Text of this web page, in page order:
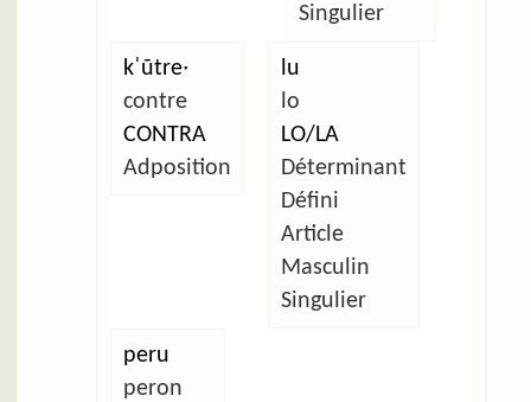
Singulier
kˈũtreˑ
contre
CONTRA
Adposition
lu
lo
LO/LA
Déterminant
Défini
Article
Masculin
Singulier
peru
peron